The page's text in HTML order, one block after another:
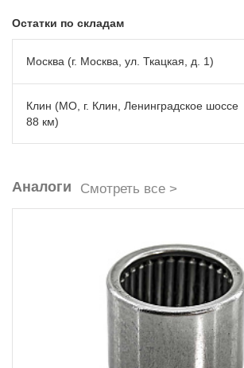
Остатки по складам
Москва (г. Москва, ул. Ткацкая, д. 1)
Клин (МО, г. Клин, Ленинградское шоссе
88 км)
Аналоги Смотреть все >